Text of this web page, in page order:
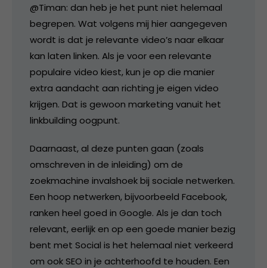
@Timan: dan heb je het punt niet helemaal
begrepen. Wat volgens mij hier aangegeven
wordt is dat je relevante video’s naar elkaar
kan laten linken. Als je voor een relevante
populaire video kiest, kun je op die manier
extra aandacht aan richting je eigen video
krijgen. Dat is gewoon marketing vanuit het
linkbuilding oogpunt.
Daarnaast, al deze punten gaan (zoals
omschreven in de inleiding) om de
zoekmachine invalshoek bij sociale netwerken.
Een hoop netwerken, bijvoorbeeld Facebook,
ranken heel goed in Google. Als je dan toch
relevant, eerlijk en op een goede manier bezig
bent met Social is het helemaal niet verkeerd
om ook SEO in je achterhoofd te houden. Een